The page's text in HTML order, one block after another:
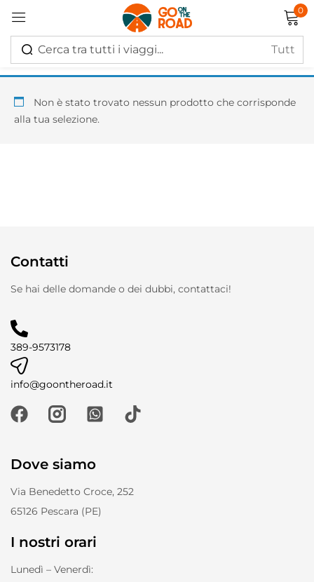
0
Non è stato trovato nessun prodotto che corrisponde
alla tua selezione.
Contatti
Se hai delle domande o dei dubbi, contattaci!
389-9573178
info@goontheroad.it
Dove siamo
Via Benedetto Croce, 252
65126 Pescara (PE)
I nostri orari
Lunedì – Venerdì:
Accedi